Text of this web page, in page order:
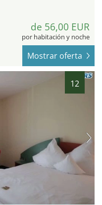
de 56,00 EUR
por habitación y noche
Mostrar oferta
12